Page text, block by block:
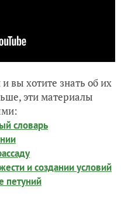
вы хотите знать об их
эти материалы
словарь
и создании условий
петуний